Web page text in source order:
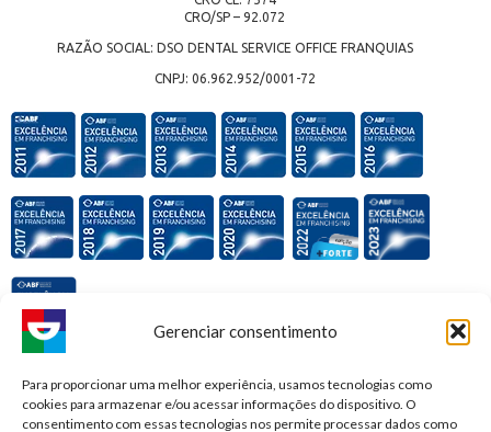
Gerenciar consentimento
Para proporcionar uma melhor experiência, usamos tecnologias como
cookies para armazenar e/ou acessar informações do dispositivo. O
consentimento com essas tecnologias nos permite processar dados como
CRO/SP – 92.072
RAZÃO SOCIAL: DSO DENTAL SERVICE OFFICE FRANQUIAS
CNPJ: 06.962.952/0001-72
Premiações e honrarias: